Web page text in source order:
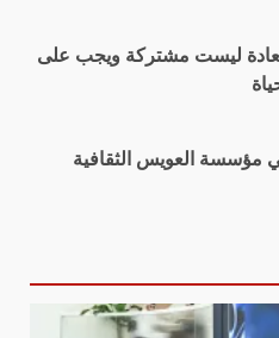
ليست مشتركة ويجب على
مؤسسة العويس الثقافية